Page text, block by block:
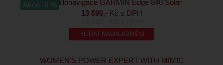
Akce -6 %
13 590,- Kč s DPH
HLÍDAT NASKLADNĚNÍ
WOMEN'S POWER EXPERT WITH MIMIC